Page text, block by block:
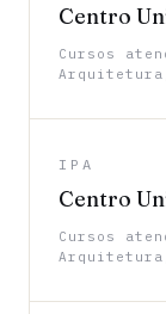
Centro
Cursos
IPA
Centro
Cursos